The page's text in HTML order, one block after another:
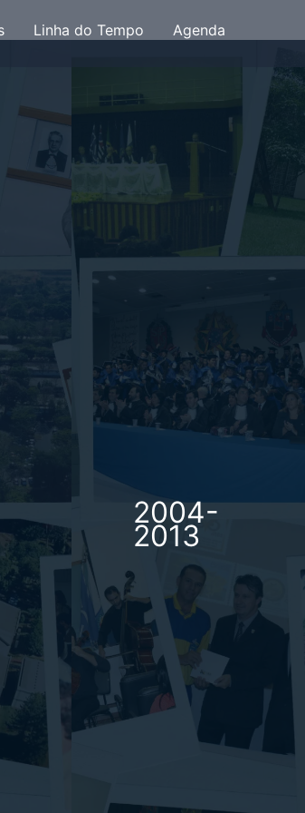
Linha do Tempo Agenda
2004-
2013